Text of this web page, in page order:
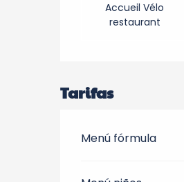
Accueil Vélo
restaurant
Tarifas
Menú fórmula